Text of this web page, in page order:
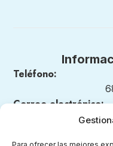
Teléfono:
Correo electrónico: